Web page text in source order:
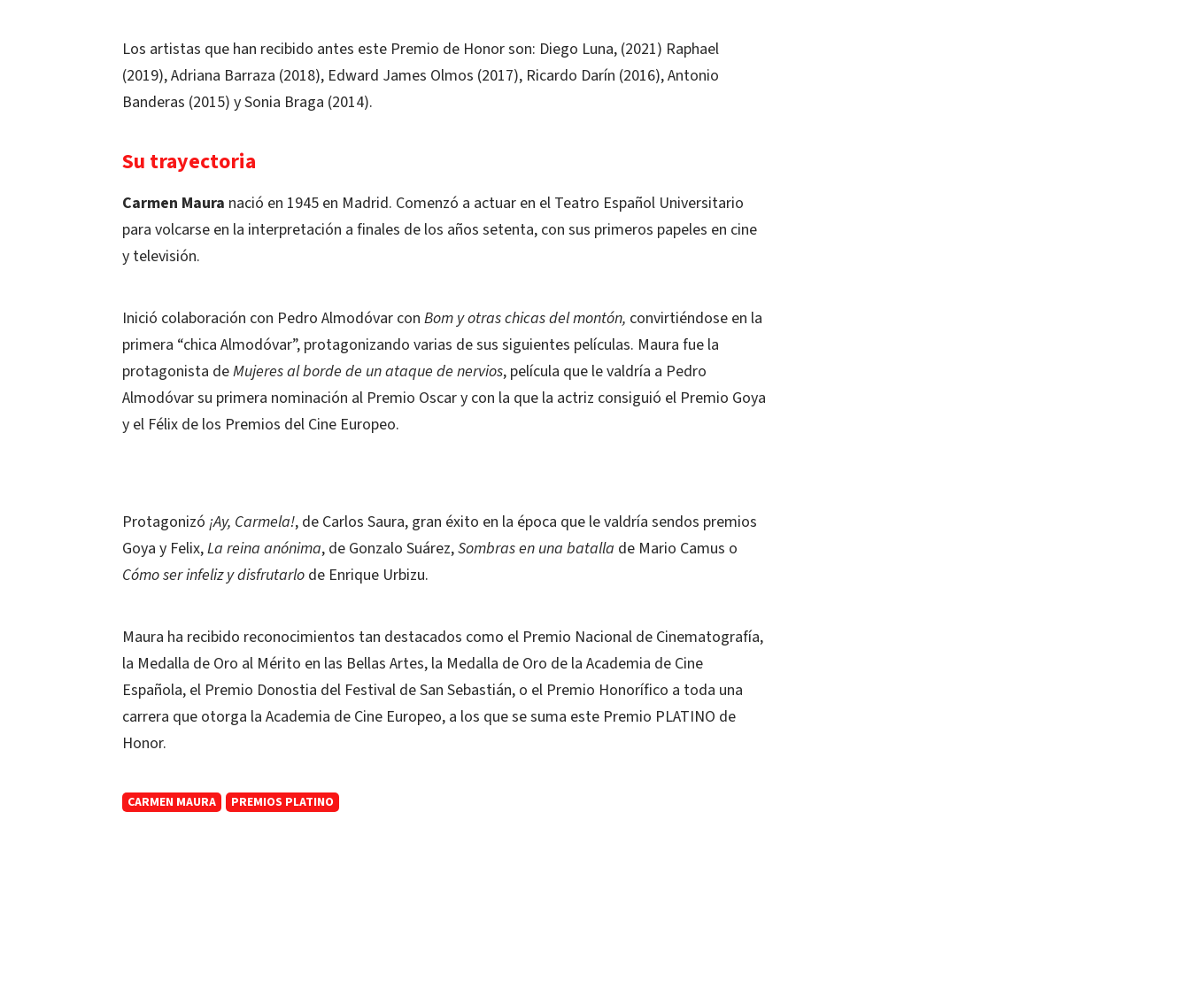
Los artistas que han recibido antes este Premio de Honor son: Diego Luna, (2021) Raphael
(2019), Adriana Barraza (2018), Edward James Olmos (2017), Ricardo Darín (2016), Antonio
Banderas (2015) y Sonia Braga (2014).
Su trayectoria
Carmen Maura nació en 1945 en Madrid. Comenzó a actuar en el Teatro Español Universitario
para volcarse en la interpretación a finales de los años setenta, con sus primeros papeles en cine
y televisión.
Inició colaboración con Pedro Almodóvar con Bom y otras chicas del montón, convirtiéndose en la
primera “chica Almodóvar”, protagonizando varias de sus siguientes películas. Maura fue la
protagonista deMujeres al borde de un ataque de nervios, película que le valdría a Pedro
Almodóvar su primera nominación al Premio Oscar y con la que la actriz consiguió el Premio Goya
y el Félix de los Premios del Cine Europeo.
Protagonizó ¡Ay, Carmela!, de Carlos Saura, gran éxito en la época que le valdría sendos premios
Goya y Felix,La reina anónima, de Gonzalo Suárez,Sombras en una batalla de Mario Camus o
Cómo ser infeliz y disfrutarlo de Enrique Urbizu.
Maura ha recibido reconocimientos tan destacados como el Premio Nacional de Cinematografía,
la Medalla de Oro al Mérito en las Bellas Artes, la Medalla de Oro de la Academia de Cine
Española, el Premio Donostia del Festival de San Sebastián, o el Premio Honorífico a toda una
carrera que otorga la Academia de Cine Europeo, a los que se suma este Premio PLATINO de
Honor.
CARMEN MAURA PREMIOS PLATINO